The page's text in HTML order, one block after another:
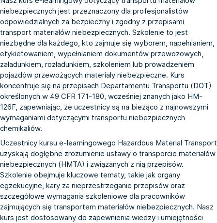
niebezpiecznych jest przeznaczony dla profesjonalistów
odpowiedzialnych za bezpieczny i zgodny z przepisami
transport materiałów niebezpiecznych. Szkolenie to jest
niezbędne dla każdego, kto zajmuje się wyborem, napełnianiem,
etykietowaniem, wypełnianiem dokumentów przewozowych,
załadunkiem, rozładunkiem, szkoleniem lub prowadzeniem
pojazdów przewożących materiały niebezpieczne. Kurs
koncentruje się na przepisach Departamentu Transportu (DOT)
określonych w 49 CFR 171-180, wcześniej znanych jako HM-
126F, zapewniając, że uczestnicy są na bieżąco z najnowszymi
wymaganiami dotyczącymi transportu niebezpiecznych
chemikaliów.
Uczestnicy kursu e-learningowego Hazardous Material Transport
uzyskają dogłębne zrozumienie ustawy o transporcie materiałów
niebezpiecznych (HMTA) i związanych z nią przepisów.
Szkolenie obejmuje kluczowe tematy, takie jak organy
egzekucyjne, kary za nieprzestrzeganie przepisów oraz
szczegółowe wymagania szkoleniowe dla pracowników
zajmujących się transportem materiałów niebezpiecznych. Nasz
kurs jest dostosowany do zapewnienia wiedzy i umiejętności